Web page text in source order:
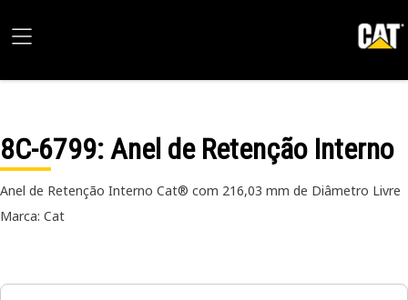
8C-6799: Anel de Retenção Interno
Anel de Retenção Interno Cat® com 216,03 mm de Diâmetro Livre
Marca: Cat